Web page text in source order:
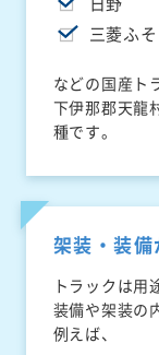
三菱ふそ
などの国産ト
下伊那郡天龍
種です。
架装・装
トラックは用
装備や架装の
例えば、